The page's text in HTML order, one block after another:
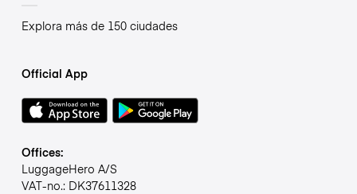
Explora más de 150 ciudades
Official App
Offices:
LuggageHero A/S
VAT-no.: DK37611328